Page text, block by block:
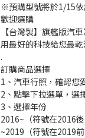
※預購型號將於1/15依
歡迎選購
【台灣製】旗艦版汽
用最好的科技給您最
.
訂購商品選擇
1、汽車行照，確認您
2、點擊下拉選單，選
3、選擇年份
2016~（符號在2016
~2019（符號在2019前